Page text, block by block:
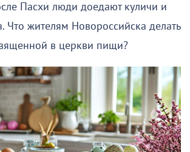
Пасхи люди доедают куличи и
Что жителям Новороссийска делать
в церкви пищи?